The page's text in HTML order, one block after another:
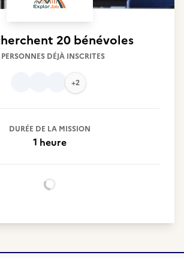
20 bénévoles
DÉJÀ INSCRITES
+2
DURÉE DE LA MISSION
1 heure
Chargement...